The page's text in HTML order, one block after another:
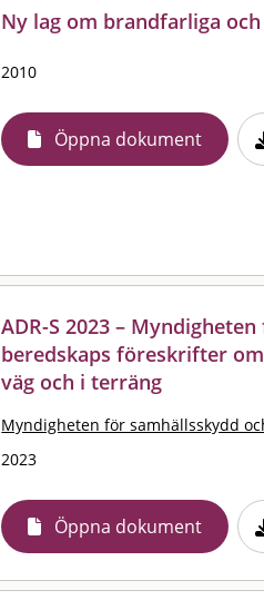
Ny lag om brandfarliga
2010
Öppna dokument
ADR-S 2023 –
beredskaps föreskrifter
väg och i terräng
Myndigheten för samhällsskydd
2023
Öppna dokument